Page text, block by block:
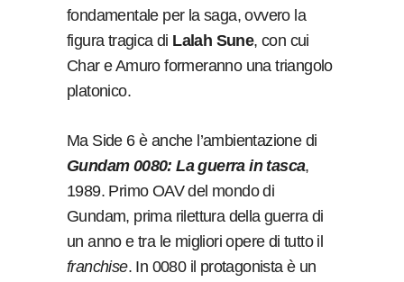
fondamentale per la saga, ovvero la
figura tragica di Lalah Sune, con cui
Char e Amuro formeranno una triangolo
platonico.
Ma Side 6 è anche l’ambientazione di
Gundam 0080: La guerra in tasca,
1989. Primo OAV del mondo di
Gundam, prima rilettura della guerra di
un anno e tra le migliori opere di tutto il
franchise. In 0080 il protagonista è un